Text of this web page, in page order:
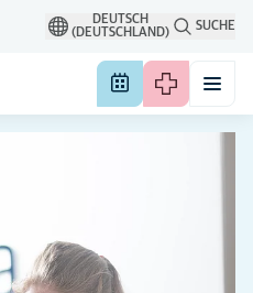
DEUTSCH
(DEUTSCHLAND)
SUCHE